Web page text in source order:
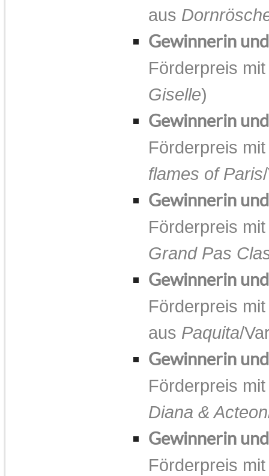
aus
Gewinnerin
Förderpreis
Giselle)
Gewinnerin
Förderpreis
flames of Paris
Gewinnerin
Förderpreis
Grand Pas
Gewinnerin
Förderpreis
aus Paquita/
Gewinnerin
Förderpreis
Diana & Acteon
Gewinnerin
Förderpreis